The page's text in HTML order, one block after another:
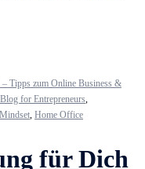
Tipps zum Online Business &
for Entrepreneurs,
, Home Office
für Dich